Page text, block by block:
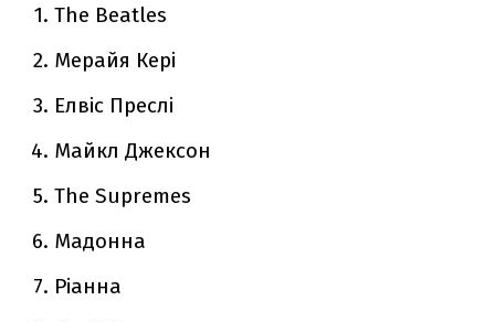
The Beatles
Мерайя Кері
Елвіс Преслі
Майкл Джексон
The Supremes
Мадонна
Ріанна